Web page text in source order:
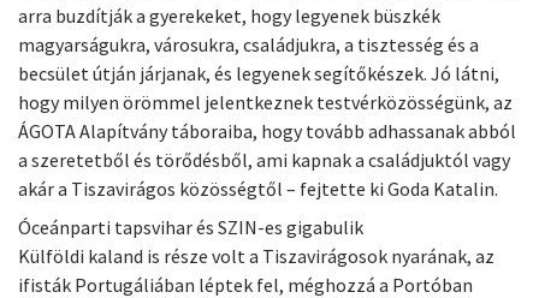
arra buzdítják a gyerekeket, hogy legyenek büszkék
magyarságukra, városukra, családjukra, a tisztesség és a
becsület útján járjanak, és legyenek segítőkészek. Jó látni,
hogy milyen örömmel jelentkeznek testvérközösségünk, az
ÁGOTA Alapítvány táboraiba, hogy tovább adhassanak abból
a szeretetből és törődésből, ami kapnak a családjuktól vagy
akár a Tiszavirágos közösségtől – fejtette ki Goda Katalin.
Óceánparti tapsvihar és SZIN-es gigabulik
Külföldi kaland is része volt a Tiszavirágosok nyarának, az
ifisták Portugáliában léptek fel, méghozzá a Portóban